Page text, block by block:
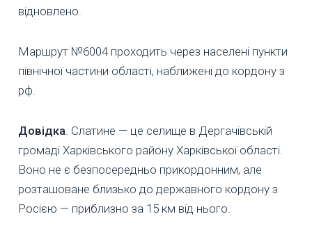
відновлено.
Маршрут №6004 проходить через населені пункти
північної частини області, наближені до кордону з
рф.
Довідка. Слатине — це селище в Дергачівській
громаді Харківського району Харківської області.
Воно не є безпосередньо прикордонним, але
розташоване близько до державного кордону з
Росією — приблизно за 15 км від нього.